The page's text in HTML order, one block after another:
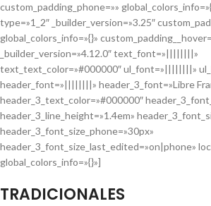
custom_padding_phone=»»
type=»1_2″ _builder_version=»3.25″
global_colors_info=»{}»
_builder_version=»4.12.0″ text_font=»||||||||»
text_text_color=»#000000″ ul_font=»||||||||»
header_font=»||||||||» header_3_font=»Libre
header_3_text_color=»#000000″
header_3_line_height=»1.4em»
header_3_font_size_phone=»30px»
header_3_font_size_last_edited=»on|phone»
global_colors_info=»{}»]
TRADICIONALES